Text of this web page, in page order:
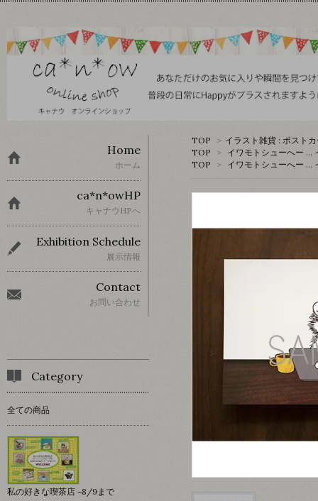
TOP > イラスト雑貨 : ポスト
TOP
> イワモトシューへー …
TOP
> イワモトシューへー …
Home
ホーム
ca*n*owHP
キャナウHPへ
Exhibition Schedule
展示情報
Contact
お問い合わせ
Category
全ての商品
私の好きな喫茶店 ~8/9まで